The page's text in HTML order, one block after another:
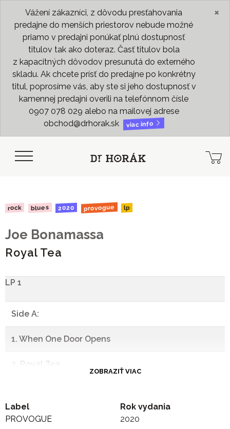
Vážení zákazníci, z dôvodu presťahovania
predajne do menších priestorov nebude možné
priamo v predajni ponúkať plnú dostupnosť
titulov tak ako doteraz. Časť titulov bola
z kapacitných dôvodov presunutá do externého
skladu. Ak chcete prísť do predajne po konkrétny
titul, poprosíme vás, aby ste si jeho dostupnosť v
kamennej predajni overili na telefónnom čísle
0907 078 029 alebo na mailovej adrese
obchod@drhorak.sk
viac info
×
rock blues 2020 provogue lp
Joe Bonamassa
Royal Tea
LP 1
Side A:
1. When One Door Opens
2. Royal Tea
Side B:
ZOBRAZIŤ VIAC
Label
PROVOGUE
Rok vydania
2020